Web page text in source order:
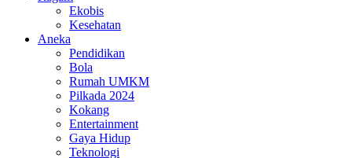
Ekobis
Kesehatan
Aneka
Pendidikan
Bola
Rumah UMKM
Pilkada 2024
Kokang
Entertainment
Gaya Hidup
Teknologi